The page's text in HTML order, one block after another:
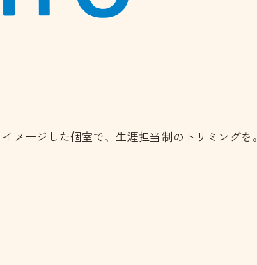
メージした個室で、生涯担当制のトリミングを。